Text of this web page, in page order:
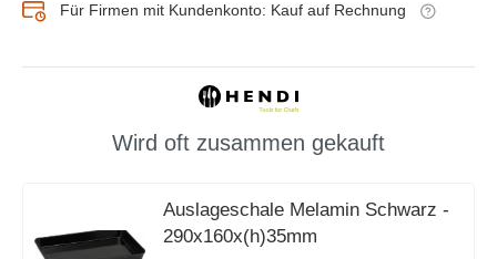
Für Firmen mit Kundenkonto: Kauf auf Rechnung
Wird oft zusammen gekauft
Auslageschale Melamin Schwarz -
290x160x(h)35mm